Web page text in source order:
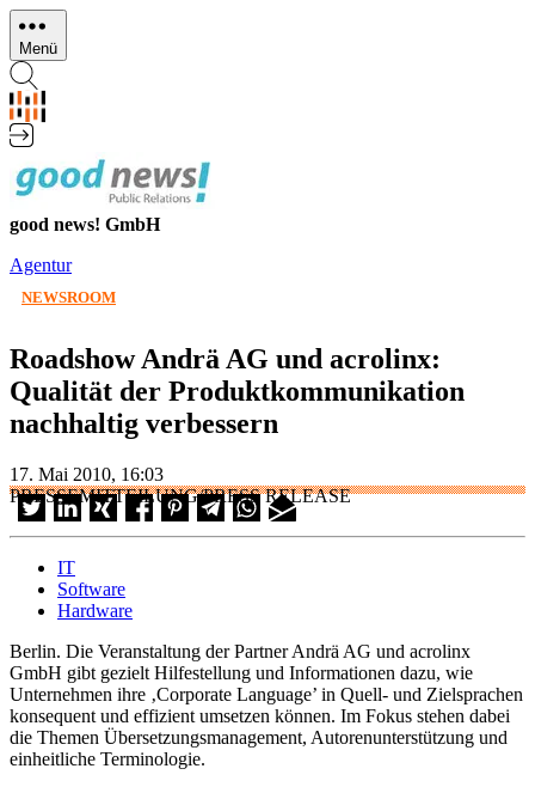
Direkt
zum
Inhalt
Menü
good news! GmbH
Agentur
NEWSROOM
Roadshow Andrä AG und acrolinx:
Qualität der Produktkommunikation
nachhaltig verbessern
17. Mai 2010, 16:03
PRESSEMITTEILUNG/PRESS RELEASE
IT
Software
Hardware
Berlin. Die Veranstaltung der Partner Andrä AG und acrolinx
GmbH gibt gezielt Hilfestellung und Informationen dazu, wie
Unternehmen ihre ‚Corporate Language’ in Quell- und Zielsprachen
konsequent und effizient umsetzen können. Im Fokus stehen dabei
die Themen Übersetzungsmanagement, Autorenunterstützung und
einheitliche Terminologie.